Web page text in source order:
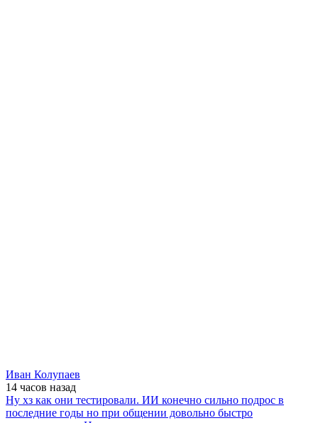
Иван Колупаев
14 часов назад
Ну хз как они тестировали. ИИ конечно сильно подрос в
последние годы но при общении довольно быстро